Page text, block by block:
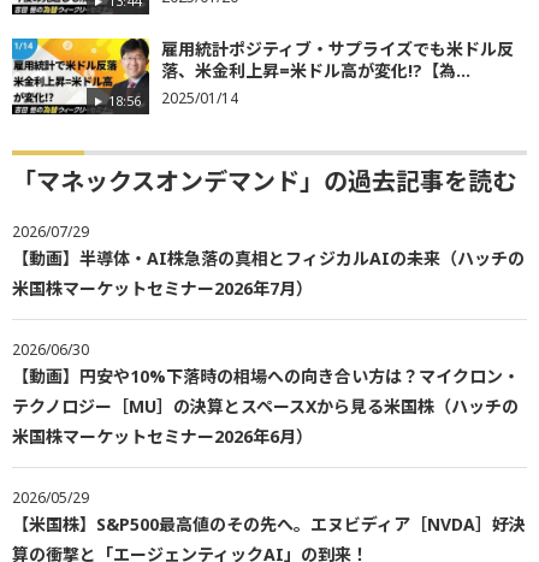
18:56
雇用統計ポジティブ・サプライズでも米ドル反
落、米金利上昇=米ドル高が変化!?【為...
2025/01/14
「マネックスオンデマンド」の過去記事を読む
2026/07/29
【動画】半導体・AI株急落の真相とフィジカルAIの未来（ハッチの
米国株マーケットセミナー2026年7月）
2026/06/30
【動画】円安や10%下落時の相場への向き合い方は？マイクロン・
テクノロジー［MU］の決算とスペースXから見る米国株（ハッチの
米国株マーケットセミナー2026年6月）
2026/05/29
【米国株】S&P500最高値のその先へ。エヌビディア［NVDA］好決
算の衝撃と「エージェンティックAI」の到来！